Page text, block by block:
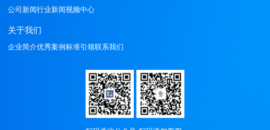
公司新闻行业新闻视频中心
关于我们
企业简介优秀案例标准引领联系我们